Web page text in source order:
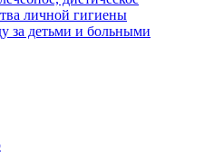
личной гигиены
за детьми и больными